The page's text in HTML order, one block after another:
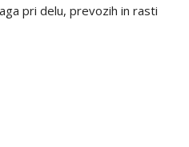
pri delu, prevozih in rasti